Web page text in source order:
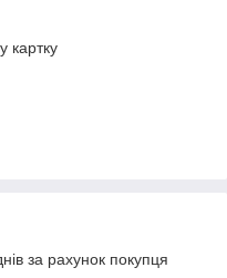
картку
за рахунок покупця